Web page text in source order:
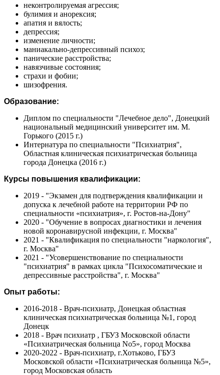
неконтролируемая агрессия;
булимия и анорексия;
апатия и вялость;
депрессия;
изменение личности;
маниакально-депрессивный психоз;
панические расстройства;
навязчивые состояния;
страхи и фобии;
шизофрения.
Образование:
Диплом по специальности "Лечебное дело", Донецкий
национальный медицинский университет им. М.
Горького (2015 г.)
Интернатура по специальности "Психиатрия",
Областная клиническая психиатрическая больница
города Донецка (2016 г.)
Курсы повышения квалификации:
2019 - "Экзамен для подтверждения квалификации и
допуска к лечебной работе на территории РФ по
специальности «психиатрия», г. Ростов-на-Дону"
2020 - "Обучение в вопросах диагностики и лечения
новой коронавирусной инфекции, г. Москва"
2021 - "Квалификация по специальности "наркология",
г. Москва"
2021 - "Усовершенствование по специальности
"психиатрия" в рамках цикла "Психосоматические и
депрессивные расстройства", г. Москва"
Опыт работы:
2016-2018 - Врач-психиатр, Донецкая областная
клиническая психиатрическая больница №1, город
Донецк
2018 - Врач психиатр , ГБУЗ Московской области
«Психиатрическая больница No5», город Москва
2020-2022 - Врач-психиатр, г.Хотьково, ГБУЗ
Московской области «Психиатрическая больница №5»,
город Московская область